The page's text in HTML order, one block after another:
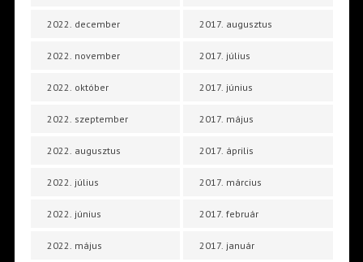
2022. december
2022. november
2022. október
2022. szeptember
2022. augusztus
2022. július
2022. június
2022. május
2017. augusztus
2017. július
2017. június
2017. május
2017. április
2017. március
2017. február
2017. január